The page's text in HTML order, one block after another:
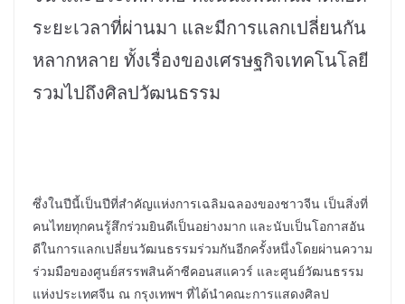
ระยะเวลาที่ผ่านมา และมีการแลกเปลี่ยนกัน
หลากหลาย ทั้งเรื่องของเศรษฐกิจเทคโนโลยี
รวมไปถึงศิลปวัฒนธรรม
ซึ่งในปีนี้เป็นปีที่สำคัญแห่งการเฉลิมฉลองของชาวจีน เป็นสิ่งที่
คนไทยทุกคนรู้สึกร่วมยินดีเป็นอย่างมาก และนับเป็นโอกาสอัน
ดีในการแลกเปลี่ยนวัฒนธรรมร่วมกันอีกครั้งหนึ่งโดยผ่านความ
ร่วมมือของศูนย์สรรพสินค้าซีคอนสแควร์ และศูนย์วัฒนธรรม
แห่งประเทศจีน ณ กรุงเทพฯ ที่ได้นำคณะการแสดงศิลป